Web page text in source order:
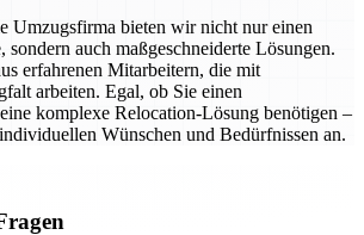
Umzugsfirma bieten wir nicht nur einen
sondern auch maßgeschneiderte Lösungen.
erfahrenen Mitarbeitern, die mit
arbeiten. Egal, ob Sie einen
komplexe Relocation-Lösung benötigen –
Wünschen und Bedürfnissen an.